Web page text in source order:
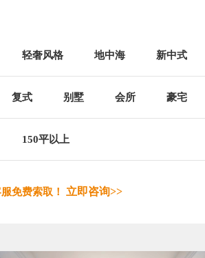
轻奢风格 地中海 新中式
复式 别墅 会所 豪宅
150平以上
免费索取！ 立即咨询>>